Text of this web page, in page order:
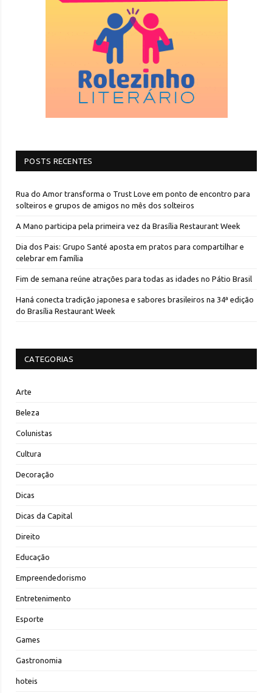
POSTS RECENTES
Rua do Amor transforma o Trust Love em ponto de encontro para
solteiros e grupos de amigos no mês dos solteiros
A Mano participa pela primeira vez da Brasília Restaurant Week
Dia dos Pais: Grupo Santé aposta em pratos para compartilhar e
celebrar em família
Fim de semana reúne atrações para todas as idades no Pátio Brasil
Haná conecta tradição japonesa e sabores brasileiros na 34ª edição
do Brasília Restaurant Week
CATEGORIAS
Arte
Beleza
Colunistas
Cultura
Decoração
Dicas
Dicas da Capital
Direito
Educação
Empreendedorismo
Entretenimento
Esporte
Games
Gastronomia
hoteis